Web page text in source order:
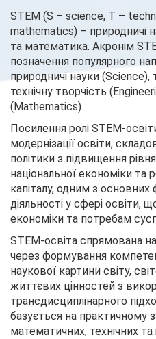
STEM (S – science, T –
mathematics) – природничі
та математика. Акронім
позначення популярного
природничі науки (Science),
технічну творчість
(Mathematics).
Посилення ролі STEM-
модернізації освіти,
політики з підвищення
національної економіки
капіталу, одним з основних
діяльності у сфері освіти,
економіки та потребам
STEM-освіта спрямована
через формування
наукової картини світу,
життєвих цінностей з
трансдисциплінарного
базується на практичному
математичних, технічних